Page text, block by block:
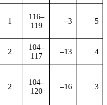
1
116–
119
–3 5
2
104–
117
–13 4
2
104–
120
–16 3